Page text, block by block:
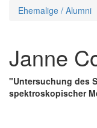
Ehemalige / Alumni
Janne
"Untersuchung des
spektroskopischer